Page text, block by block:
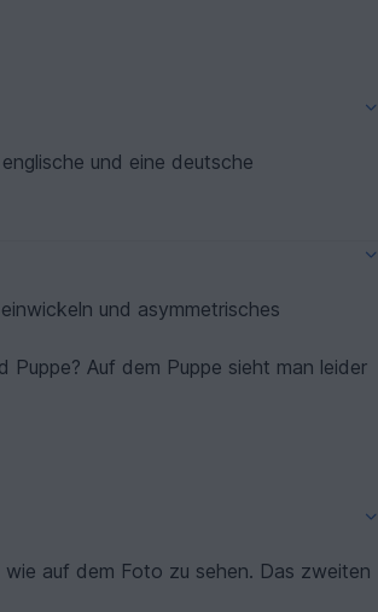
und eine deutsche
Auf dem Puppe sieht man leider
auf dem Foto zu sehen. Das zweiten